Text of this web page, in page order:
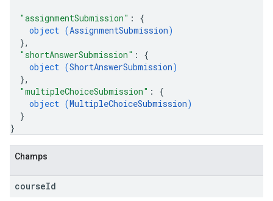
"assignmentSubmission" : {
object (AssignmentSubmission)
},
"shortAnswerSubmission" : {
object (ShortAnswerSubmission)
},
"multipleChoiceSubmission" : {
object (MultipleChoiceSubmission)
}
}
Champs
courseId